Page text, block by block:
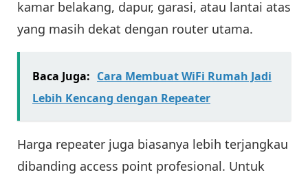
kamar belakang, dapur, garasi, atau lantai atas
yang masih dekat dengan router utama.
Baca Juga: Cara Membuat WiFi Rumah Jadi
Lebih Kencang dengan Repeater
Harga repeater juga biasanya lebih terjangkau
dibanding access point profesional. Untuk